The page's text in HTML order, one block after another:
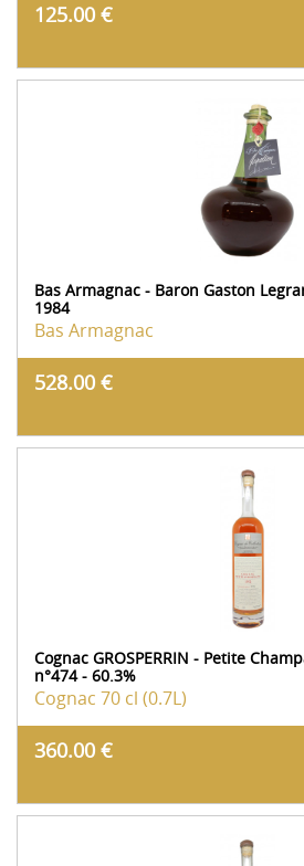
125.00 €
Bas Armagnac - Baron Gaston
1984
Bas Armagnac
528.00 €
Cognac GROSPERRIN - Petite
n°474 - 60.3%
Cognac 70 cl (0.7L)
360.00 €